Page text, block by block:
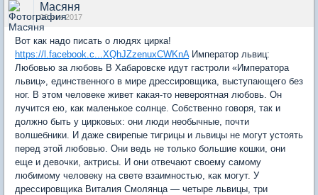
Масяня
06 ноя 2017
Вот как надо писать о людях цирка!
https://l.facebook.c...XQhJZzenuxCWKnAИмператор львиц:
Любовью за любовь В Хабаровске идут гастроли «Императора
львиц», единственного в мире дрессировщика, выступающего без
ног. В этом человеке живет какая-то невероятная любовь. Он
лучится ею, как маленькое солнце. Собственно говоря, так и
должно быть у цирковых: они люди необычные, почти
волшебники. И даже свирепые тигрицы и львицы не могут устоять
перед этой любовью. Они ведь не только большие кошки, они
еще и девочки, актрисы. И они отвечают своему самому
любимому человеку на свете взаимностью, как могут. У
дрессировщика Виталия Смолянца — четыре львицы, три